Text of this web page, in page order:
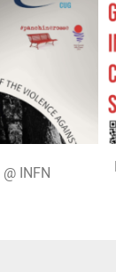
INFN